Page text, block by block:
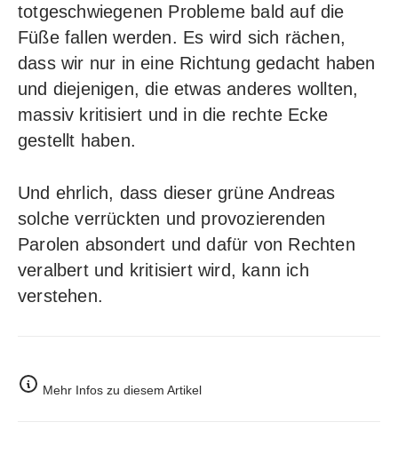
totgeschwiegenen Probleme bald auf die
Füße fallen werden. Es wird sich rächen,
dass wir nur in eine Richtung gedacht haben
und diejenigen, die etwas anderes wollten,
massiv kritisiert und in die rechte Ecke
gestellt haben.
Und ehrlich, dass dieser grüne Andreas
solche verrückten und provozierenden
Parolen absondert und dafür von Rechten
veralbert und kritisiert wird, kann ich
verstehen.
Mehr Infos zu diesem Artikel